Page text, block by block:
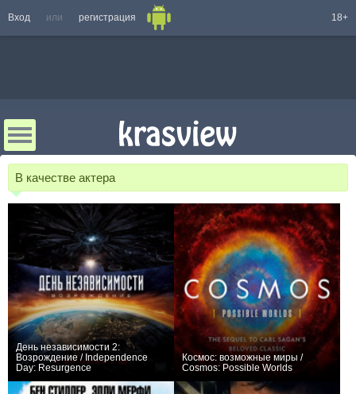
Вход или регистрация 18+
В качестве актера
День независимости 2:
Возрождение / Independence
Day: Resurgence
Космос: возможные миры /
Cosmos: Possible Worlds